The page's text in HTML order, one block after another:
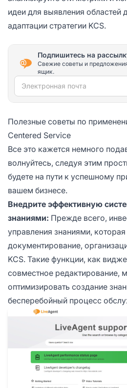
идеи для выявления областей
адаптации стратегии KCS.
Подпишитесь на
Свежие советы и
ящик.
Электронная почта
Полезные советы по
Centered Service
Все это кажется немного
волнуйтесь, следуя этим
будете на пути к успешному
вашем бизнесе.
Внедрите эффективную
знаниями: Прежде всего,
управления знаниями, которая
документирование,
KCS. Такие функции, как
совместное редактирование,
оптимизировать создание
бесперебойный процесс